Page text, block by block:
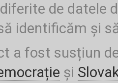
de datele
identificăm și
a fost susțiun
și